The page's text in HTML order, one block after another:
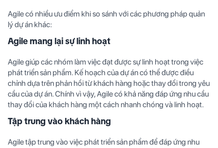
Agile có nhiều ưu điểm khi so sánh với các phương pháp quản
lý dự án khác:
Agile mang lại sự linh hoạt
Agile giúp các nhóm làm việc đạt được sự linh hoạt trong việc
phát triển sản phẩm. Kế hoạch của dự án có thể được điều
chỉnh dựa trên phản hồi từ khách hàng hoặc thay đổi trong yêu
cầu của dự án. Chính vì vậy, Agile có khả năng đáp ứng nhu cầu
thay đổi của khách hàng một cách nhanh chóng và linh hoạt.
Tập trung vào khách hàng
Agile tập trung vào việc phát triển sản phẩm để đáp ứng nhu